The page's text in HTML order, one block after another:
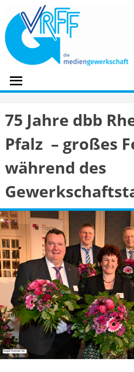
content
75 Jahre dbb
Pfalz – großes
während des